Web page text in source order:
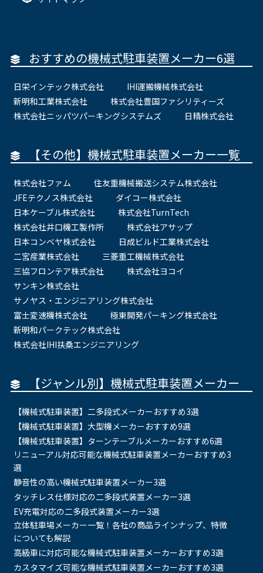
おすすめの機械式駐車装置メーカー6選
日栄インテック株式会社
IHI運搬機械株式会社
新明和工業株式会社
株式会社豊国ファシリティーズ
株式会社ニッパツパーキングシステムズ
日精株式会社
【その他】機械式駐車装置メーカー一覧
株式会社ファム
住友重機械搬送システム株式会社
JFEテクノス株式会社
ダイコー株式会社
日本ケーブル株式会社
株式会社TurnTech
株式会社井口機工製作所
株式会社アサップ
日本コンベヤ株式会社
日成ビルド工業株式会社
二宮産業株式会社
三菱重工機械株式会社
三協フロンテア株式会社
株式会社ヨコイ
サンキン株式会社
サノヤス・エンジニアリング株式会社
富士変速機株式会社
極東開発パーキング株式会社
新明和パークテック株式会社
株式会社IHI扶桑エンジニアリング
【ジャンル別】機械式駐車装置メーカー
【機械式駐車装置】二多段式メーカーおすすめ3選
【機械式駐車装置】大型機メーカーおすすめ9選
【機械式駐車装置】ターンテーブルメーカーおすすめ6選
リニューアル対応可能な機械式駐車装置メーカーおすすめ3
選
静音性の高い機械式駐車装置メーカー3選
タッチレス仕様対応の二多段式装置メーカー3選
EV充電対応の二多段式装置メーカー3選
立体駐車場メーカー一覧！各社の商品ラインナップ、特徴
についても解説
高級車に対応可能な機械式駐車装置メーカーおすすめ3選
カスタマイズ可能な機械式駐車装置メーカーおすすめ3選